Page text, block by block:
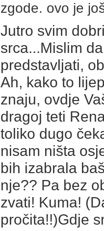
zgode. ovo je
Jutro svim
srca...Mislim
predstavljati,
Ah, kako to
znaju, ovdje
dragoj teti
toliko dugo
nisam ništa
bih izabrala
nje?? Pa bez
zvati! Kuma!
pročita!!)Gdje